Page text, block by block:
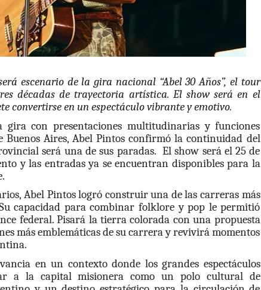
escenario de la gira nacional “Abel 30 Años”, el tour
décadas de trayectoria artística. El show será en el
convertirse en un espectáculo vibrante y emotivo.
gira con presentaciones multitudinarias y funciones
Buenos Aires, Abel Pintos confirmó la continuidad del
será una de sus paradas. El show será el 25 de
y las entradas ya se encuentran disponibles para la
Abel Pintos logró construir una de las carreras más
capacidad para combinar folklore y pop le permitió
federal. Pisará la tierra colorada con una propuesta
más emblemáticas de su carrera y revivirá momentos
en un contexto donde los grandes espectáculos
a la capital misionera como un polo cultural de